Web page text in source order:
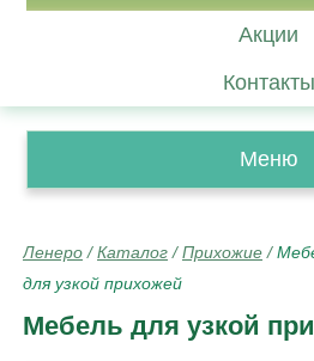
Акции
Контакты
Меню
Ленеро /Каталог /Прихожие /
для узкой прихожей
Мебель для узкой